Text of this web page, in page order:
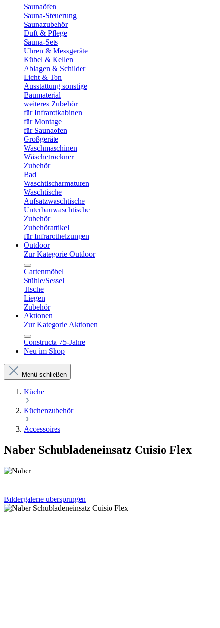
Saunaöfen
Sauna-Steuerung
Saunazubehör
Duft & Pflege
Sauna-Sets
Uhren & Messgeräte
Kübel & Kellen
Ablagen & Schilder
Licht & Ton
Ausstattung sonstige
Baumaterial
weiteres Zubehör
für Infrarotkabinen
für Montage
für Saunaofen
Großgeräte
Waschmaschinen
Wäschetrockner
Zubehör
Bad
Waschtischarmaturen
Waschtische
Aufsatzwaschtische
Unterbauwaschtische
Zubehör
Zubehörartikel
für Infrarotheizungen
Outdoor
Zur Kategorie Outdoor
Gartenmöbel
Stühle/Sessel
Tische
Liegen
Zubehör
Aktionen
Zur Kategorie Aktionen
Constructa 75-Jahre
Neu im Shop
Menü schließen
Küche
Küchenzubehör
Accessoires
Naber Schubladeneinsatz Cuisio Flex
Bildergalerie überspringen